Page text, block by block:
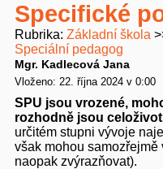
Specifické
Rubrika Základní škola
Speciální pedagog
Mgr. Kadlecová Jana
Vloženo: 22. října 2024 v 0:00
SPU jsou vrozené,
rozhodně jsou
určitém stupni vývoje
však mohou
naopak zvýrazňovat).